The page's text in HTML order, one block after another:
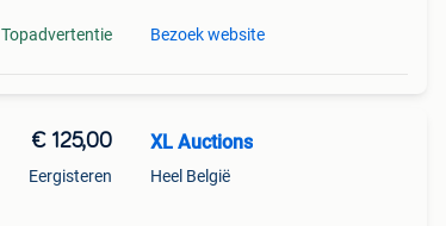
Topadvertentie Bezoek website
€ 125,00
Eergisteren
XL Auctions
Heel België